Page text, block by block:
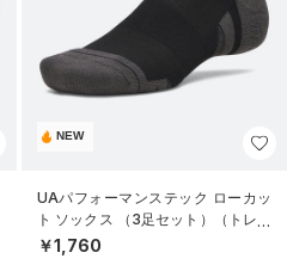
NEW
UAパフォーマンステック ローカッ
ト ソックス （3足セット）（トレー
ニング/UNISEX）
￥1,760